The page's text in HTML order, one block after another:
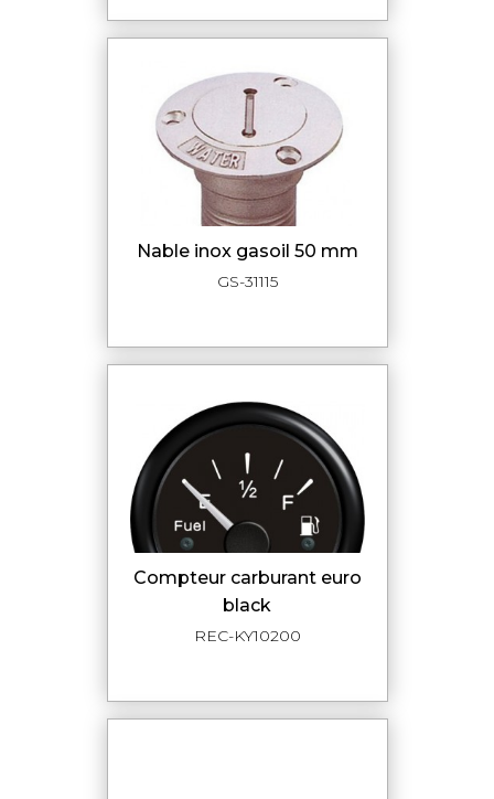
nable inox gasoil 50 mm
GS-31115
compteur carburant euro
black
REC-KY10200